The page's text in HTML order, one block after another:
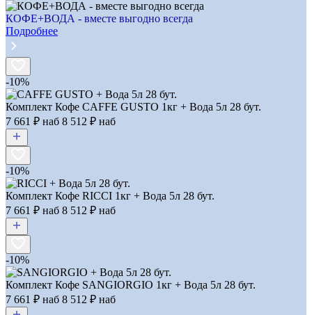
КОФЕ+ВОДА - вместе выгодно всегда
Подробнее
-10%
Комплект Кофе CAFFE GUSTO 1кг + Вода 5л 28 бут.
7 661 ₽ наб 8 512 ₽ наб
-10%
Комплект Кофе RICCI 1кг + Вода 5л 28 бут.
7 661 ₽ наб 8 512 ₽ наб
-10%
Комплект Кофе SANGIORGIO 1кг + Вода 5л 28 бут.
7 661 ₽ наб 8 512 ₽ наб